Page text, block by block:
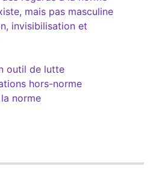
mais pas masculine
invisibilisation et
outil de lutte
hors-norme
norme